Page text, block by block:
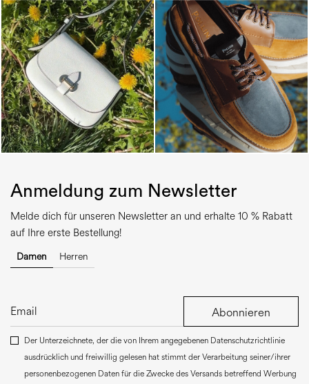
Anmeldung zum Newsletter
Melde dich für unseren Newsletter an und erhalte 10 % Rabatt
auf Ihre erste Bestellung!
Damen Herren
Abonnieren
Der Unterzeichnete, der die von Ihrem angegebenen Datenschutzrichtlinie
ausdrücklich und freiwillig gelesen hat stimmt der Verarbeitung seiner/ihrer
personenbezogenen Daten für die Zwecke des Versands betreffend Werbung